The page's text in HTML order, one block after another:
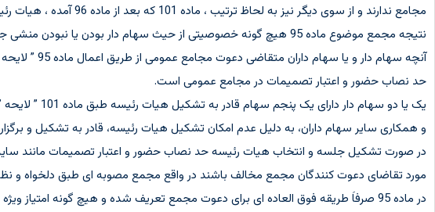
مجامع ندارند و از سوی
نتیجه مجمع موضوع ماده 95 هیچ گونه خصوصیتی از حیث سهام دار بودن یا نبودن منشی جلسه ندارد و ماده 101 قانون تجارت به ماده 96 وارد و بر آن حاکم است.
حد نصاب حضور و اعتبار تصمیمات در مجامع عمومی است.
یک یا دو
و همکاری سایر سهام داران، به دلیل عدم امکان تشکیل هیات رئیسه، قادر به تشکیل و
در صورت تشکیل جلسه و انتخاب هیات رئیسه حد نصاب حضور و اعتبار تصمیمات مانند
مورد تقاضای دعوت کنندگان مجمع مخالف باشند در واقع مجمع مصوبه ای طبق دلخواه و
در ماده 95 صرفاَ طریقه فوق العاده ای برای دعوت مجمع تعریف شده و هیچ گونه